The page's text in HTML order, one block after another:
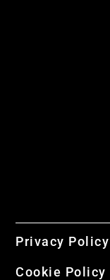
Privacy Policy
Cookie Policy